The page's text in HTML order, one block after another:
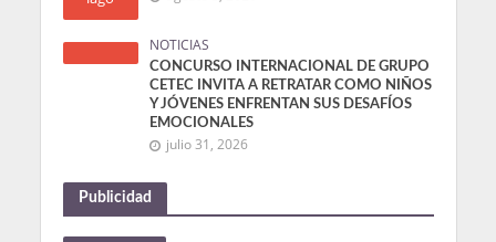
NOTICIAS
CONCURSO INTERNACIONAL DE GRUPO
CETEC INVITA A RETRATAR COMO NIÑOS
Y JÓVENES ENFRENTAN SUS DESAFÍOS
EMOCIONALES
julio 31, 2026
Publicidad